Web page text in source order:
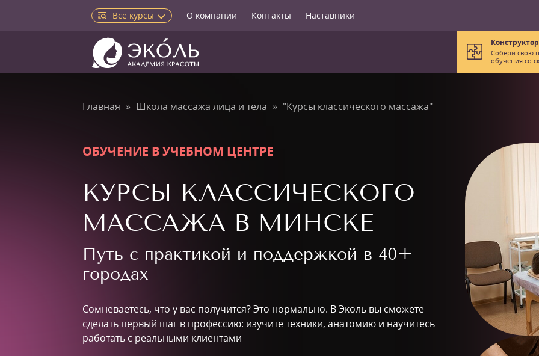
Все курсы О компании Контакты Наставники
Собери свою
обучения со
Главная Школа массажа лица и тела "Курсы классического массажа"
ОБУЧЕНИЕ В УЧЕБНОМ ЦЕНТРЕ
КУРСЫ КЛАССИЧЕСКОГО
МАССАЖА В МИНСКЕ
Путь с практикой и поддержкой в 40+
городах
Сомневаетесь, что у вас получится? Это нормально. В Эколь вы сможете
сделать первый шаг в профессию: изучите техники, анатомию и научитесь
работать с реальными клиентами